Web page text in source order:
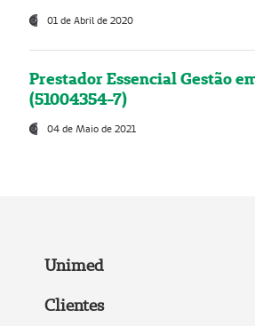
01 de Abril de 2020
Prestador Essencial Gestão
(51004354-7)
04 de Maio de 2021
Unimed
Clientes